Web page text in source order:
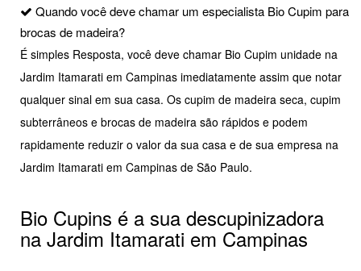
Quando você deve chamar um especialista Bio Cupim para
brocas de madeira?
É simples Resposta, você deve chamar Bio Cupim unidade na
Jardim Itamarati em Campinas imediatamente assim que notar
qualquer sinal em sua casa. Os cupim de madeira seca, cupim
subterrâneos e brocas de madeira são rápidos e podem
rapidamente reduzir o valor da sua casa e de sua empresa na
Jardim Itamarati em Campinas de São Paulo.
Bio Cupins é a sua descupinizadora
na Jardim Itamarati em Campinas